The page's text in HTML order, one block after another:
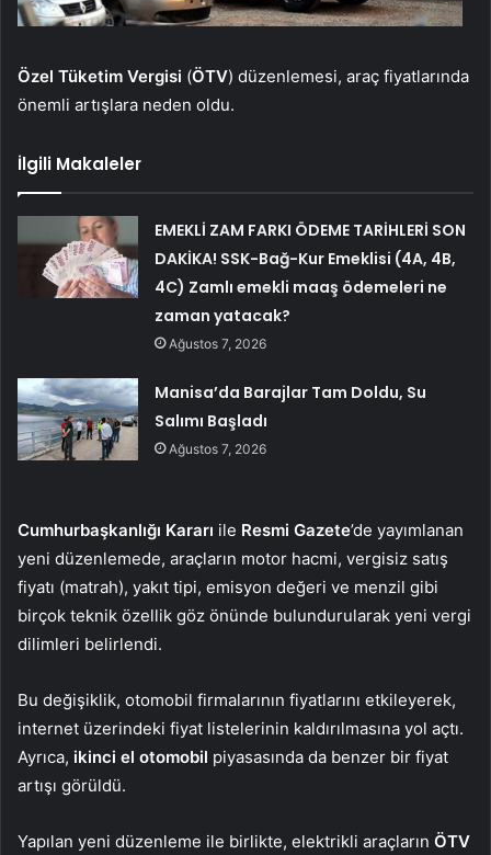
Özel Tüketim Vergisi (ÖTV) düzenlemesi, araç fiyatlarında
önemli artışlara neden oldu.
İlgili Makaleler
EMEKLİ ZAM FARKI ÖDEME TARİHLERİ SON
DAKİKA! SSK-Bağ-Kur Emeklisi (4A, 4B,
4C) Zamlı emekli maaş ödemeleri ne
zaman yatacak?
Ağustos 7, 2026
Manisa’da Barajlar Tam Doldu, Su
Salımı Başladı
Ağustos 7, 2026
Cumhurbaşkanlığı Kararı ile Resmi Gazete’de yayımlanan
yeni düzenlemede, araçların motor hacmi, vergisiz satış
fiyatı (matrah), yakıt tipi, emisyon değeri ve menzil gibi
birçok teknik özellik göz önünde bulundurularak yeni vergi
dilimleri belirlendi.
Bu değişiklik, otomobil firmalarının fiyatlarını etkileyerek,
internet üzerindeki fiyat listelerinin kaldırılmasına yol açtı.
Ayrıca, ikinci el otomobil piyasasında da benzer bir fiyat
artışı görüldü.
Yapılan yeni düzenleme ile birlikte, elektrikli araçların ÖTV